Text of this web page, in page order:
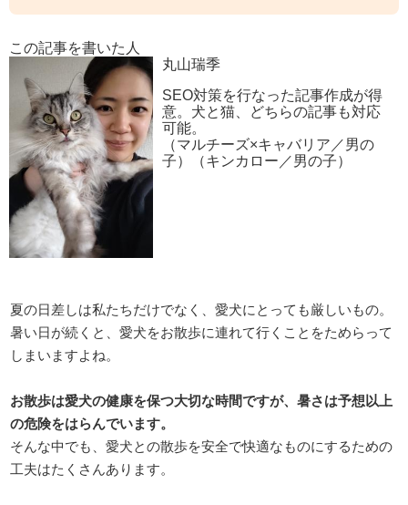
この記事を書いた人
丸山瑞季
SEO対策を行なった記事作成が得
意。犬と猫、どちらの記事も対応
可能。
（マルチーズ×キャバリア／男の
子）（キンカロー／男の子）
夏の日差しは私たちだけでなく、愛犬にとっても厳しいもの。
暑い日が続くと、愛犬をお散歩に連れて行くことをためらって
しまいますよね。
お散歩は愛犬の健康を保つ大切な時間ですが、暑さは予想以上
の危険をはらんでいます。
そんな中でも、愛犬との散歩を安全で快適なものにするための
工夫はたくさんあります。